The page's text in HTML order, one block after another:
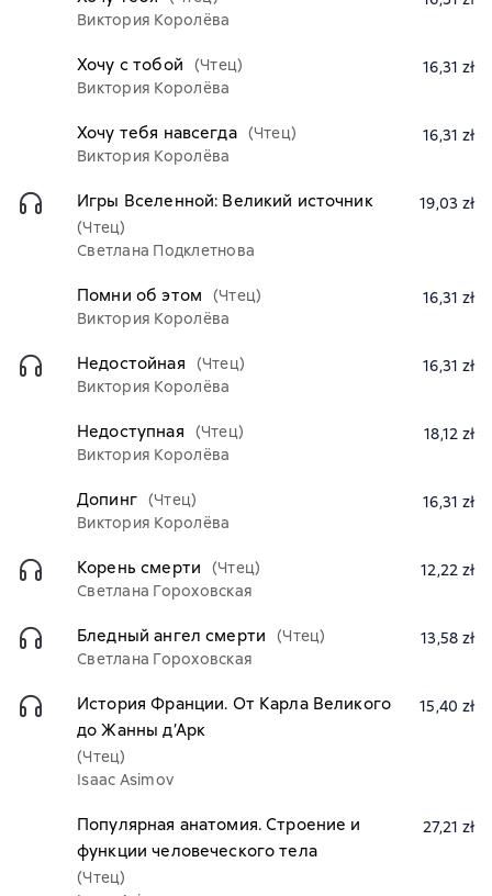
Виктория Королёва
Хочу с тобой
(Чтец)
Виктория Королёва
16,31 zł
Хочу тебя навсегда (Чтец)
Виктория Королёва
16,31 zł
Игры Вселенной: Великий источник
(Чтец)
Светлана Подклетнова
19,03 zł
Помни об этом
(Чтец)
Виктория Королёва
16,31 zł
Недостойная
(Чтец)
Виктория Королёва
16,31 zł
Недоступная
(Чтец)
Виктория Королёва
18,12 zł
Допинг (Чтец)
Виктория Королёва
16,31 zł
Корень смерти
(Чтец)
Светлана Гороховская
12,22 zł
Бледный ангел смерти
(Чтец)
Светлана Гороховская
13,58 zł
История Франции. От Карла Великого
до Жанны д’Арк
(Чтец)
Isaac Asimov
15,40 zł
Популярная анатомия. Строение и
функции человеческого тела
(Чтец)
27,21 zł